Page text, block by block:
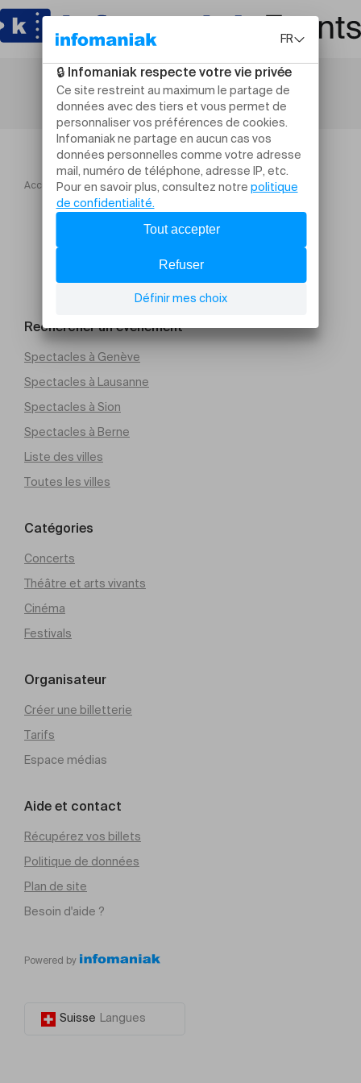
Accueil Nuit des entreprises jurassiennes Tour 1 Groupe 2
Rechercher un évènement
Spectacles à Genève
Spectacles à Lausanne
Spectacles à Sion
Spectacles à Berne
Liste des villes
Toutes les villes
Catégories
Concerts
Théâtre et arts vivants
Cinéma
Festivals
Organisateur
Créer une billetterie
Tarifs
Espace médias
Aide et contact
Récupérez vos billets
Politique de données
Plan de site
Besoin d'aide ?
Powered by
Suisse Langues